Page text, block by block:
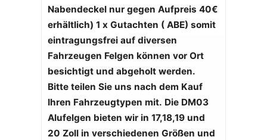
Nabendeckel nur gegen Aufpreis 40€
erhältlich) 1 x Gutachten ( ABE) somit
eintragungsfrei auf diversen
Fahrzeugen Felgen können vor Ort
besichtigt und abgeholt werden.
Bitte teilen Sie uns nach dem Kauf
Ihren Fahrzeugtypen mit. Die DM03
Alufelgen bieten wir in 17,18,19 und
20 Zoll in verschiedenen Größen und